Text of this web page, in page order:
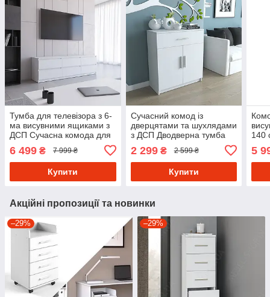
Тумба для телевізора з 6-
ма висувними ящиками з
ДСП Сучасна комода для
спальні або вітальні 180
см
6 499 ₴ 7 999 ₴
Купити
Сучасний комод із
дверцятами та шухлядами
з ДСП Дводверна тумба
для речей із 2 полицями
та шухлядою у спальню
2 299₴ 2 599 ₴
Купити
140
з
5
Акційні пропозиції та новинки
–29% –29%